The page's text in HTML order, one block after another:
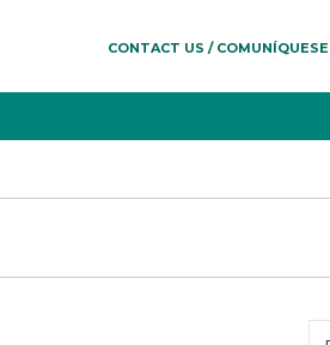
CONTACT US / COMUNÍQUESE